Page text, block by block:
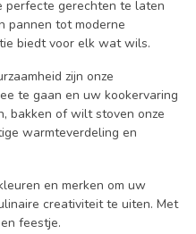
perfecte gerechten te laten
pannen tot moderne
biedt voor elk wat wils.
zijn onze
te gaan en uw kookervaring
bakken of wilt stoven onze
warmteverdeling en
en merken om uw
creativiteit te uiten. Met
feestje.